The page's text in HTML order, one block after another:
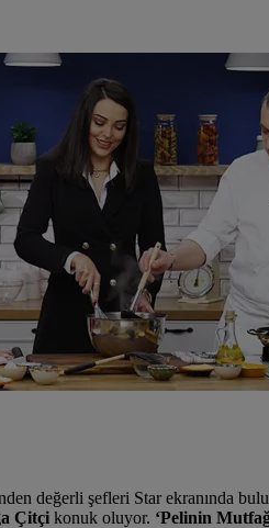
değerli şefleri Star ekranında
Çitçi konuk oluyor. ‘Pelinin